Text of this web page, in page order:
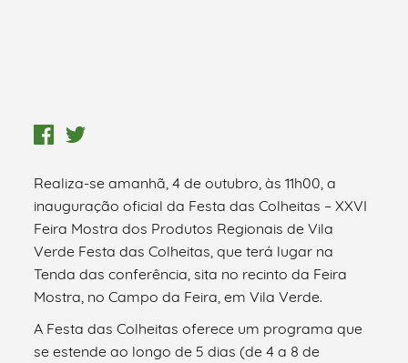
Realiza-se amanhã, 4 de outubro, às 11h00, a
inauguração oficial da Festa das Colheitas – XXVI
Feira Mostra dos Produtos Regionais de Vila
Verde Festa das Colheitas, que terá lugar na
Tenda das conferência, sita no recinto da Feira
Mostra, no Campo da Feira, em Vila Verde.
A Festa das Colheitas oferece um programa que
se estende ao longo de 5 dias (de 4 a 8 de